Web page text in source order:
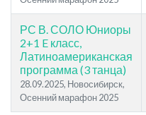
РС В. СОЛО Юниоры
2+1 E класс,
Латиноамериканская
программа (3 танца)
28.09.2025, Новосибирск,
Осенний марафон 2025